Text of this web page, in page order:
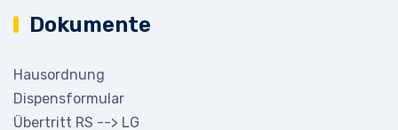
Dokumente
Hausordnung
Dispensformular
Übertritt RS --> LG